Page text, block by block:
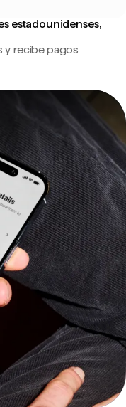
estadounidenses,
y recibe pagos